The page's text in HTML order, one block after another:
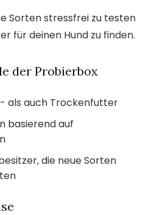
Sorten stressfrei zu testen
für deinen Hund zu finden.
der Probierbox
als auch Trockenfutter
basierend auf
die neue Sorten